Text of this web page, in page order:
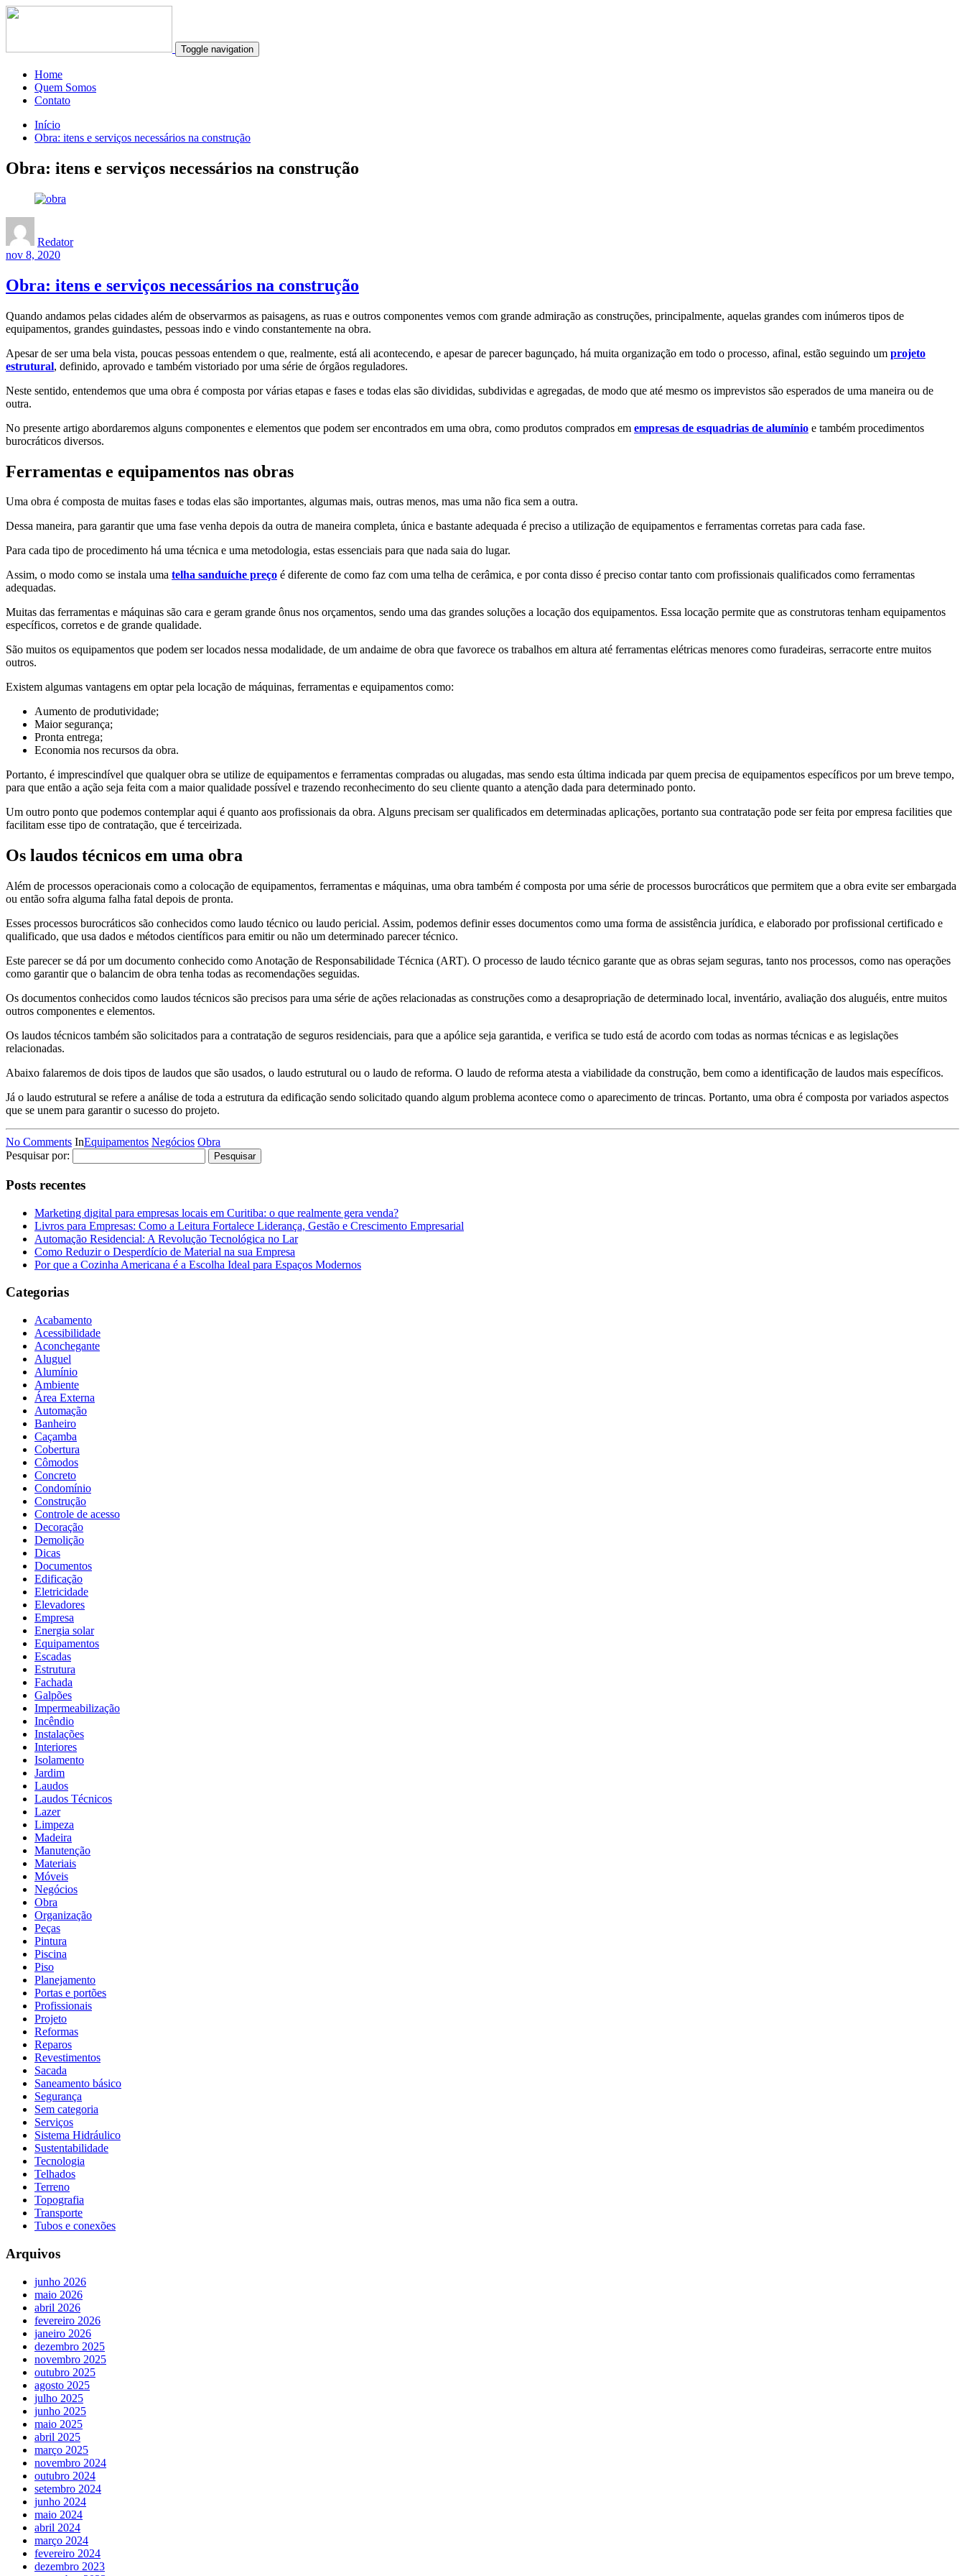
Toggle navigation
Home
Quem Somos
Contato
Início
Obra: itens e serviços necessários na construção
Obra: itens e serviços necessários na construção
Redator
nov 8, 2020
Obra: itens e serviços necessários na construção
Quando andamos pelas cidades além de observarmos as paisagens, as ruas e outros componentes vemos com grande admiração as construções, principalmente, aquelas grandes com inúmeros tipos de
equipamentos, grandes guindastes, pessoas indo e vindo constantemente na obra.
Apesar de ser uma bela vista, poucas pessoas entendem o que, realmente, está ali acontecendo, e apesar de parecer bagunçado, há muita organização em todo o processo, afinal, estão seguindo um projeto
estrutural, definido, aprovado e também vistoriado por uma série de órgãos reguladores.
Neste sentido, entendemos que uma obra é composta por várias etapas e fases e todas elas são divididas, subdividas e agregadas, de modo que até mesmo os imprevistos são esperados de uma maneira ou de
outra.
No presente artigo abordaremos alguns componentes e elementos que podem ser encontrados em uma obra, como produtos comprados em empresas de esquadrias de alumínio e também procedimentos
burocráticos diversos.
Ferramentas e equipamentos nas obras
Uma obra é composta de muitas fases e todas elas são importantes, algumas mais, outras menos, mas uma não fica sem a outra.
Dessa maneira, para garantir que uma fase venha depois da outra de maneira completa, única e bastante adequada é preciso a utilização de equipamentos e ferramentas corretas para cada fase.
Para cada tipo de procedimento há uma técnica e uma metodologia, estas essenciais para que nada saia do lugar.
Assim, o modo como se instala uma telha sanduíche preço é diferente de como faz com uma telha de cerâmica, e por conta disso é preciso contar tanto com profissionais qualificados como ferramentas
adequadas.
Muitas das ferramentas e máquinas são cara e geram grande ônus nos orçamentos, sendo uma das grandes soluções a locação dos equipamentos. Essa locação permite que as construtoras tenham equipamentos
específicos, corretos e de grande qualidade.
São muitos os equipamentos que podem ser locados nessa modalidade, de um andaime de obra que favorece os trabalhos em altura até ferramentas elétricas menores como furadeiras, serracorte entre muitos
outros.
Existem algumas vantagens em optar pela locação de máquinas, ferramentas e equipamentos como:
Aumento de produtividade;
Maior segurança;
Pronta entrega;
Economia nos recursos da obra.
Portanto, é imprescindível que qualquer obra se utilize de equipamentos e ferramentas compradas ou alugadas, mas sendo esta última indicada par quem precisa de equipamentos específicos por um breve tempo,
para que então a ação seja feita com a maior qualidade possível e trazendo reconhecimento do seu cliente quanto a atenção dada para determinado ponto.
Um outro ponto que podemos contemplar aqui é quanto aos profissionais da obra. Alguns precisam ser qualificados em determinadas aplicações, portanto sua contratação pode ser feita por empresa facilities que
facilitam esse tipo de contratação, que é terceirizada.
Os laudos técnicos em uma obra
Além de processos operacionais como a colocação de equipamentos, ferramentas e máquinas, uma obra também é composta por uma série de processos burocráticos que permitem que a obra evite ser embargada
ou então sofra alguma falha fatal depois de pronta.
Esses processos burocráticos são conhecidos como laudo técnico ou laudo pericial. Assim, podemos definir esses documentos como uma forma de assistência jurídica, e elaborado por profissional certificado e
qualificado, que usa dados e métodos científicos para emitir ou não um determinado parecer técnico.
Este parecer se dá por um documento conhecido como Anotação de Responsabilidade Técnica (ART). O processo de laudo técnico garante que as obras sejam seguras, tanto nos processos, como nas operações
como garantir que o balancim de obra tenha todas as recomendações seguidas.
Os documentos conhecidos como laudos técnicos são precisos para uma série de ações relacionadas as construções como a desapropriação de determinado local, inventário, avaliação dos aluguéis, entre muitos
outros componentes e elementos.
Os laudos técnicos também são solicitados para a contratação de seguros residenciais, para que a apólice seja garantida, e verifica se tudo está de acordo com todas as normas técnicas e as legislações
relacionadas.
Abaixo falaremos de dois tipos de laudos que são usados, o laudo estrutural ou o laudo de reforma. O laudo de reforma atesta a viabilidade da construção, bem como a identificação de laudos mais específicos.
Já o laudo estrutural se refere a análise de toda a estrutura da edificação sendo solicitado quando algum problema acontece como o aparecimento de trincas. Portanto, uma obra é composta por variados aspectos
que se unem para garantir o sucesso do projeto.
No Comments InEquipamentos Negócios Obra
Pesquisar por:
Posts recentes
Marketing digital para empresas locais em Curitiba: o que realmente gera venda?
Livros para Empresas: Como a Leitura Fortalece Liderança, Gestão e Crescimento Empresarial
Automação Residencial: A Revolução Tecnológica no Lar
Como Reduzir o Desperdício de Material na sua Empresa
Por que a Cozinha Americana é a Escolha Ideal para Espaços Modernos
Categorias
Acabamento
Acessibilidade
Aconchegante
Aluguel
Alumínio
Ambiente
Área Externa
Automação
Banheiro
Caçamba
Cobertura
Cômodos
Concreto
Condomínio
Construção
Controle de acesso
Decoração
Demolição
Dicas
Documentos
Edificação
Eletricidade
Elevadores
Empresa
Energia solar
Equipamentos
Escadas
Estrutura
Fachada
Galpões
Impermeabilização
Incêndio
Instalações
Interiores
Isolamento
Jardim
Laudos
Laudos Técnicos
Lazer
Limpeza
Madeira
Manutenção
Materiais
Móveis
Negócios
Obra
Organização
Peças
Pintura
Piscina
Piso
Planejamento
Portas e portões
Profissionais
Projeto
Reformas
Reparos
Revestimentos
Sacada
Saneamento básico
Segurança
Sem categoria
Serviços
Sistema Hidráulico
Sustentabilidade
Tecnologia
Telhados
Terreno
Topografia
Transporte
Tubos e conexões
Arquivos
junho 2026
maio 2026
abril 2026
fevereiro 2026
janeiro 2026
dezembro 2025
novembro 2025
outubro 2025
agosto 2025
julho 2025
junho 2025
maio 2025
abril 2025
março 2025
novembro 2024
outubro 2024
setembro 2024
junho 2024
maio 2024
abril 2024
março 2024
fevereiro 2024
dezembro 2023